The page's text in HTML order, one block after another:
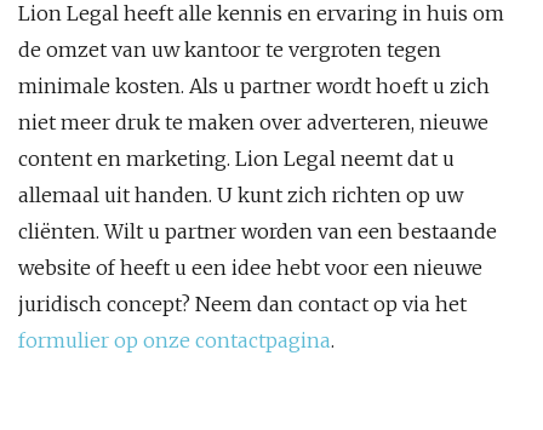
Lion Legal heeft alle kennis en ervaring in huis om
de omzet van uw kantoor te vergroten tegen
minimale kosten. Als u partner wordt hoeft u zich
niet meer druk te maken over adverteren, nieuwe
content en marketing. Lion Legal neemt dat u
allemaal uit handen. U kunt zich richten op uw
cliënten. Wilt u partner worden van een bestaande
website of heeft u een idee hebt voor een nieuwe
juridisch concept? Neem dan contact op via het
formulier op onze contactpagina.